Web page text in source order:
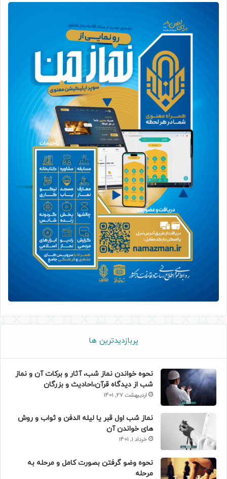
پربازدیدترین ها
نحوه خواندن نماز شب، آثار و برکات آن و نماز
شب از دیدگاه قرآن،احادیث و بزرگان
اردیبهشت 27, 1401
نماز شب اول قبر یا لیله الدفن و ثواب و روش
های خواندن آن
خرداد 1, 1401
نحوه وضو گرفتن بصورت کامل و مرحله به
مرحله